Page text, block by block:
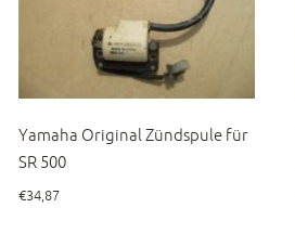
Yamaha Original Zündspule für
SR 500
€34,87